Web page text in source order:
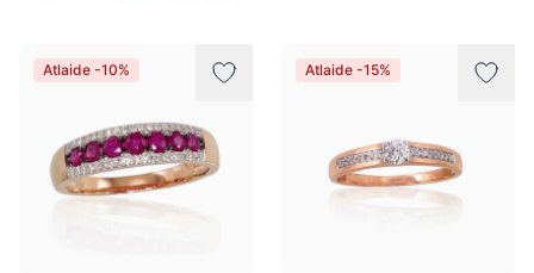
Atlaide -10% Atlaide -15%